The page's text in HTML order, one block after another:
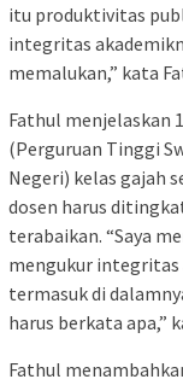
itu produktivitas
integritas
memalukan,” kata
Fathul menjelaskan
(Perguruan Tinggi
Negeri) kelas gajah
dosen harus
terabaikan. “Saya
mengukur integritas
termasuk di
harus berkata apa,”
Fathul